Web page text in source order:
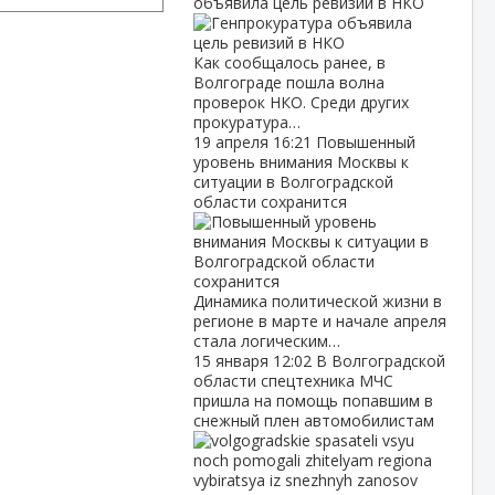
Как сообщалось ранее, в
Волгограде пошла волна
проверок НКО. Среди других
прокуратура…
19 апреля 16:21 Повышенный
уровень внимания Москвы к
ситуации в Волгоградской
области сохранится
Динамика политической жизни в
регионе в марте и начале апреля
стала логическим…
15 января 12:02 В Волгоградской
области спецтехника МЧС
пришла на помощь попавшим в
снежный плен автомобилистам